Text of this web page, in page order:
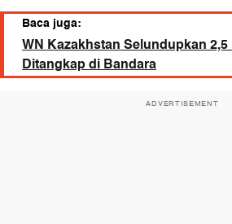
Baca juga:
WN Kazakhstan Selundupkan
Ditangkap di Bandara
ADVERTISEMENT